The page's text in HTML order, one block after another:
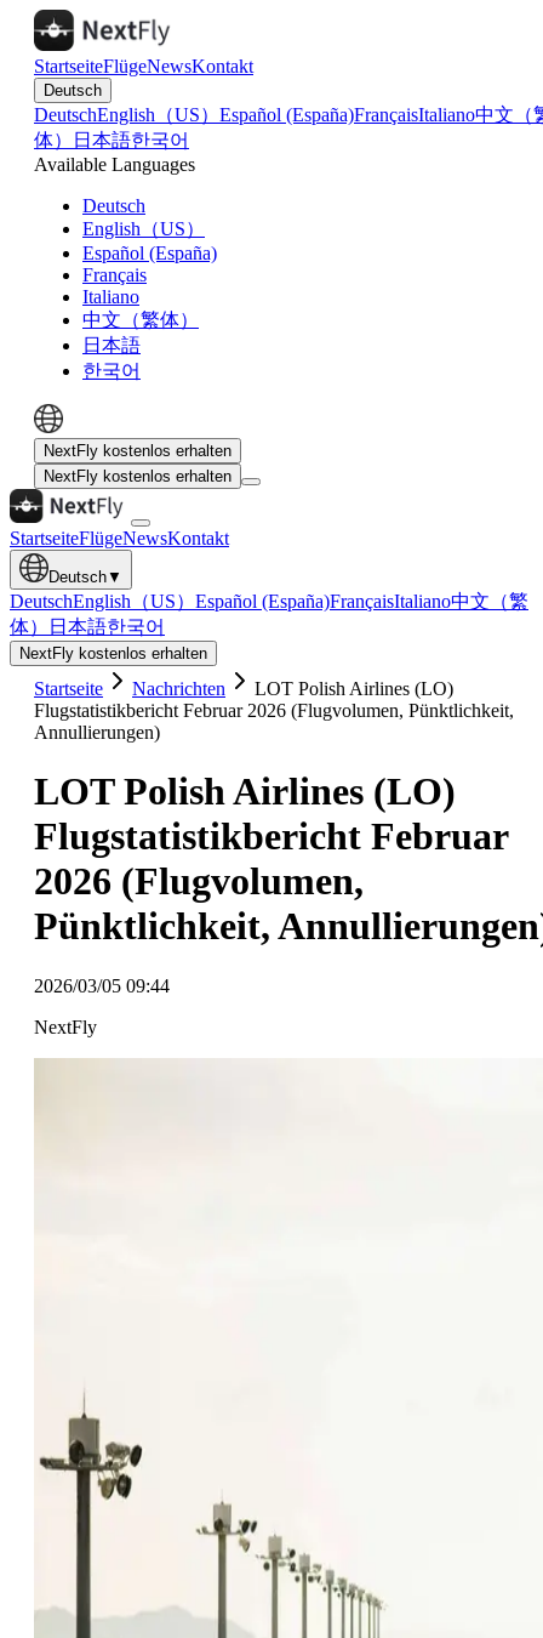
StartseiteFlügeNewsKontakt
Deutsch
DeutschEnglish（US） Español (España)FrançaisItaliano中文（
体）
日本語한국어
Available Languages
Deutsch
English（US）
Español (España)
Français
Italiano
中文（繁体）
日本語
한국어
NextFly kostenlos erhalten
NextFly kostenlos erhalten
StartseiteFlügeNewsKontakt
Deutsch▼
DeutschEnglish（US） Español (España)FrançaisItaliano中文（繁
体）
日本語한국어
NextFly kostenlos erhalten
Startseite Nachrichten
LOT Polish Airlines (LO)
Flugstatistikbericht Februar 2026 (Flugvolumen, Pünktlichkeit,
Annullierungen)
LOT Polish Airlines (LO)
Flugstatistikbericht Februar
2026 (Flugvolumen,
Pünktlichkeit,
2026/03/05 09:44
NextFly